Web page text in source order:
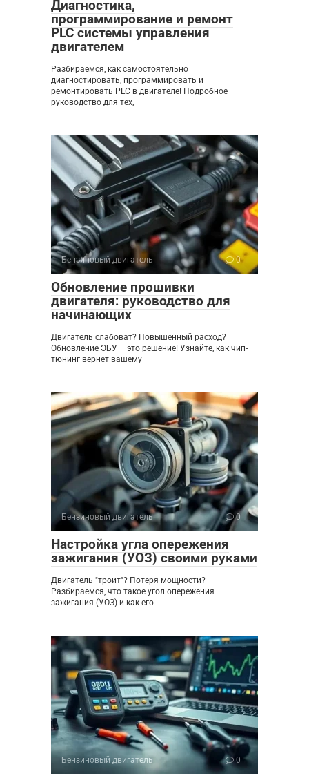
Диагностика,
программирование и ремонт
PLC системы управления
двигателем
Разбираемся, как самостоятельно
диагностировать, программировать и
ремонтировать PLC в двигателе! Подробное
руководство для тех,
Бензиновый двигатель 0
Обновление прошивки
двигателя: руководство для
начинающих
Двигатель слабоват? Повышенный расход?
Обновление ЭБУ – это решение! Узнайте, как чип-
тюнинг вернет вашему
Бензиновый двигатель 0
Настройка угла опережения
зажигания (УОЗ) своими руками
Двигатель "троит"? Потеря мощности?
Разбираемся, что такое угол опережения
зажигания (УОЗ) и как его
Бензиновый двигатель 0